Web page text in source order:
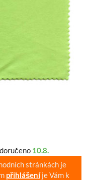
10.8.
stránkách je
přihlášeníje Vám k